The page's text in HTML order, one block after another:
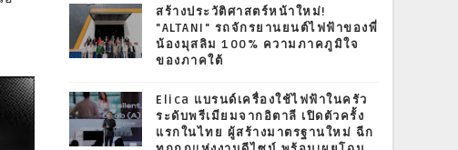
สร้างประวัติศาสตร์หน้าใหม่!
"ALTANI" รถจักรยานยนต์ไฟฟ้าของพี่
น้องมุสลิม 100% ความภาคภูมิใจ
ของภาคใต้
Elica แบรนด์เครื่องใช้ไฟฟ้าในครัว
ระดับพรีเมียมจากอิตาลี เปิดตัวครั้ง
แรกในไทย ผู้สร้างมาตรฐานใหม่ ฉีก